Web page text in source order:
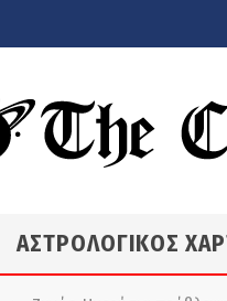
ΑΣΤΡΟΛΟΓΙΚΟΣ